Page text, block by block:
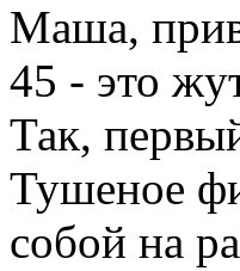
Маша,
45 - это
Так,
Тушеное
собой на